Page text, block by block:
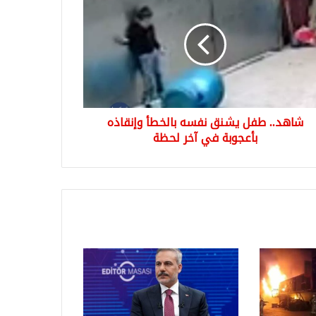
شاهد.. طفل يشنق نفسه بالخطأ وإنقاذه
بأعجوبة في آخر لحظة